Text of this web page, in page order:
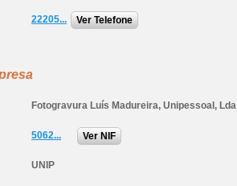
22205... Ver Telefone
Fotogravura Luís Madureira, Unipessoal, Lda
5062... Ver NIF
UNIP